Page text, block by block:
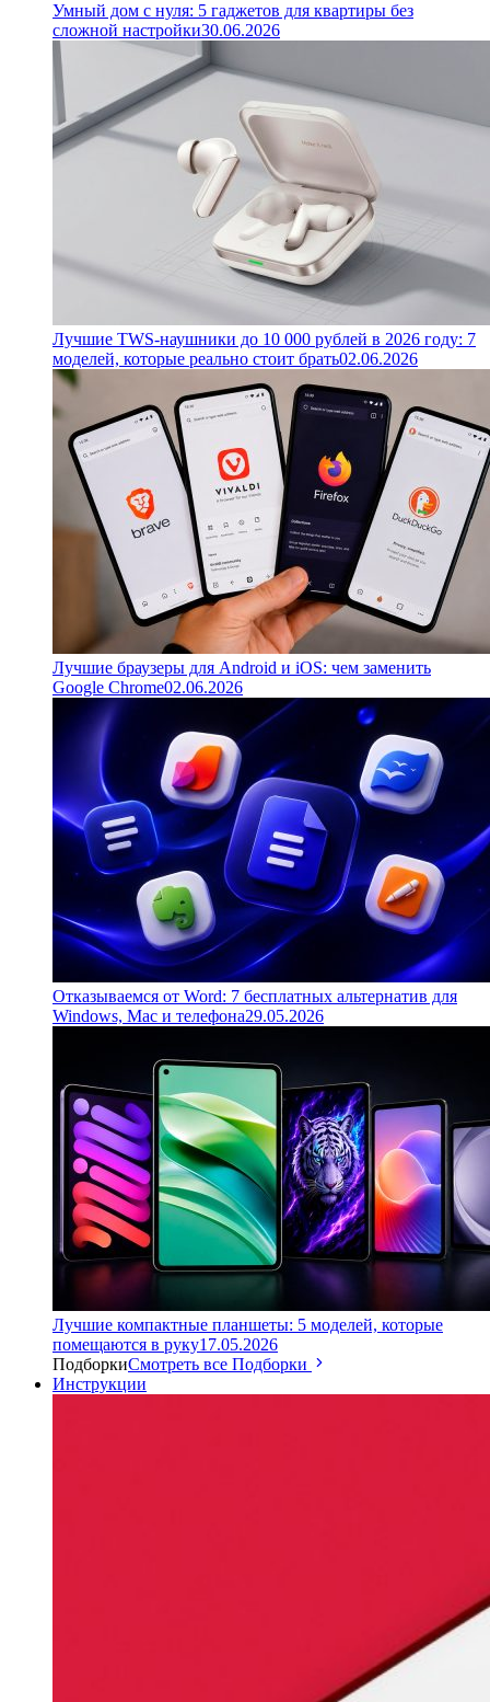
Умный дом с нуля: 5 гаджетов для квартиры без
сложной настройки30.06.2026
Лучшие TWS-наушники до 10 000 рублей в 2026 году: 7
моделей, которые реально стоит брать02.06.2026
Лучшие браузеры для Android и iOS: чем заменить
Google Chrome02.06.2026
Отказываемся от Word: 7 бесплатных альтернатив для
Windows, Mac и телефона29.05.2026
Лучшие компактные планшеты: 5 моделей, которые
помещаются в руку17.05.2026
ПодборкиСмотреть все Подборки
Инструкции